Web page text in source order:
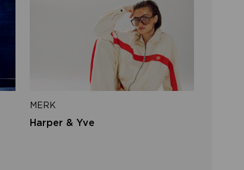
MERK
Harper & Yve